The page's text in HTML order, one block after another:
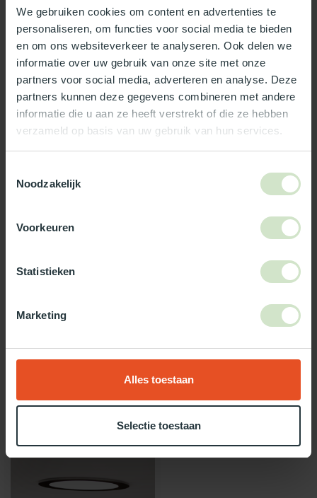
We gebruiken cookies om content en advertenties te
personaliseren, om functies voor social media te bieden
en om ons websiteverkeer te analyseren. Ook delen we
informatie over uw gebruik van onze site met onze
partners voor social media, adverteren en analyse. Deze
partners kunnen deze gegevens combineren met andere
informatie die u aan ze heeft verstrekt of die ze hebben
verzameld op basis van uw gebruik van hun services.
Noodzakelijk
Voorkeuren
Statistieken
Marketing
Alles toestaan
Selectie toestaan
Reviews
Wat ons écht bijzonder maakt:
Officieel Skylux dealer!
Gratis bezorging in Nederland, m.u.v. de Waddeneilanden
99% uit voorraad leverbaar
3-5 werkdagen levertijd
Maak jouw bestelling compleet!
TypeError: Failed to fetch
Gebruik onze daglicht keuzehulp!
Twijfel je over welke daglicht oplossing het beste bij jou past?
Recent bekeken